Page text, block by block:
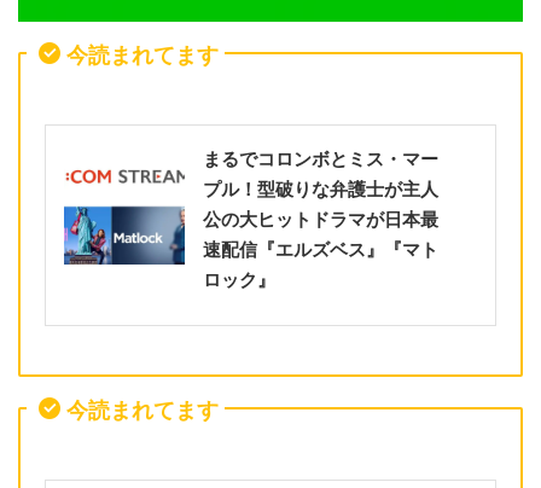
今読まれてます
まるでコロンボとミス・マー
プル！型破りな弁護士が主人
公の大ヒットドラマが日本最
速配信『エルズベス』『マト
ロック』
今読まれてます